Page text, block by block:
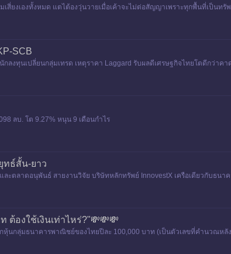
สี่ยงเองทั้งหมด แตไต้องวุ่นวายเมื่อเค้าจะไม่ต่อสัญญาเพราะทุกพื้นที่เป็นท
SCB
งทุนเปลี่ยนกลุ่มเทรด เหตุราคา Laggard รับผลดีเศรษฐกิจไทยโตดีกว่าค
ลบ. โต 9.27% หนุน 9 เดือนกำไร
ทธ์สั้น-ยาว
ตลาดอนุพันธ์ สายงานวิจัย บริษัทหลักทรัพย์ InnovestX เครือเดียวกับธนา
องใช้เงินเท่าไหร่?"💸💸💸
หุ้นกลุ่มธนาคารพาณิชย์ของไทยปีละ 100,000 บาท (เป็นตัวเลขที่คำนวณห